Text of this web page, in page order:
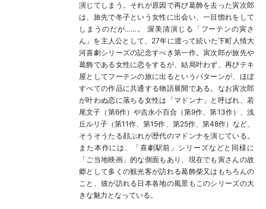
演じてしまう。それが原因で再び葛飾を去った寅次郎
は、旅先で冬子という女性に出会い、一目惚れをして
しまうのだが……。 渥美清演じる「フーテンの寅さ
ん」を主人公として、27年に渡って続いた下町人情大
河喜劇シリーズの記念すべき第一作。寅次郎が旅先や
葛飾である女性に恋をするが、結局叶わず、再びテキ
屋としてフーテンの旅に出るというパターンが、ほぼ
すべての作品に共通する物語展開である。なお寅次郎
が叶わぬ恋に落ちる女性は「マドンナ」と呼ばれ、若
尾文子（第6作）や吉永小百合（第9作、第13作）、浅
丘ルリ子（第11作、第15作、第25作、第48作）など、
そうそうたる顔ぶれが歴代のマドンナを演じている。
また本作には、「喜劇駅前」シリーズなどと同様に
「ご当地映画」的な側面もあり、現在でも寅さんの故
郷として多くの観光客が訪れる葛飾柴又はもちろんの
こと、彼が訪れる日本各地の風景もこのシリーズの大
きな魅力となっている。